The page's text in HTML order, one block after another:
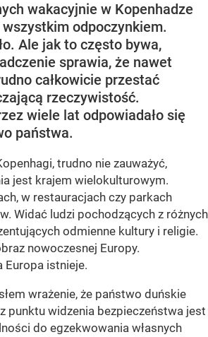
wakacyjnie w Kopenhadze
wszystkim odpoczynkiem.
Ale jak to często bywa,
sprawia, że nawet
całkowicie przestać
rzeczywistość.
wiele lat odpowiadało się
państwa.
trudno nie zauważyć,
jest krajem wielokulturowym.
w restauracjach czy parkach
Widać ludzi pochodzących z różnych
odmienne kultury i religie.
nowoczesnej Europy.
Europa istnieje.
wrażenie, że państwo duńskie
punktu widzenia bezpieczeństwa jest
do egzekwowania własnych